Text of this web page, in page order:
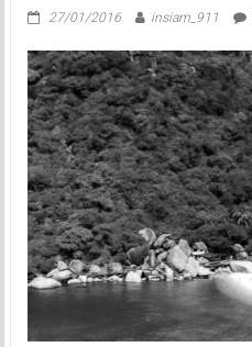
27/01/2016 insiam_911